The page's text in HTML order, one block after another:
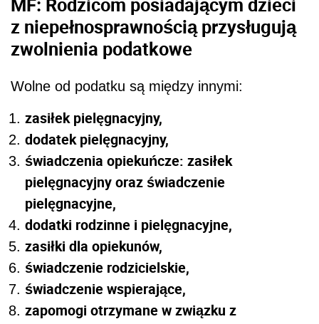
z niepełnosprawnością przysługują
zwolnienia podatkowe
Wolne od podatku są między innymi:
zasiłek pielęgnacyjny,
dodatek pielęgnacyjny,
świadczenia opiekuńcze: zasiłek
pielęgnacyjny oraz świadczenie
pielęgnacyjne,
dodatki rodzinne i pielęgnacyjne,
zasiłki dla opiekunów,
świadczenie rodzicielskie,
świadczenie wspierające,
zapomogi otrzymane w związku z